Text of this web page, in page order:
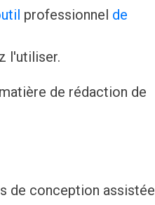
professionnel de
l'utiliser.
de rédaction de
de conception assistée